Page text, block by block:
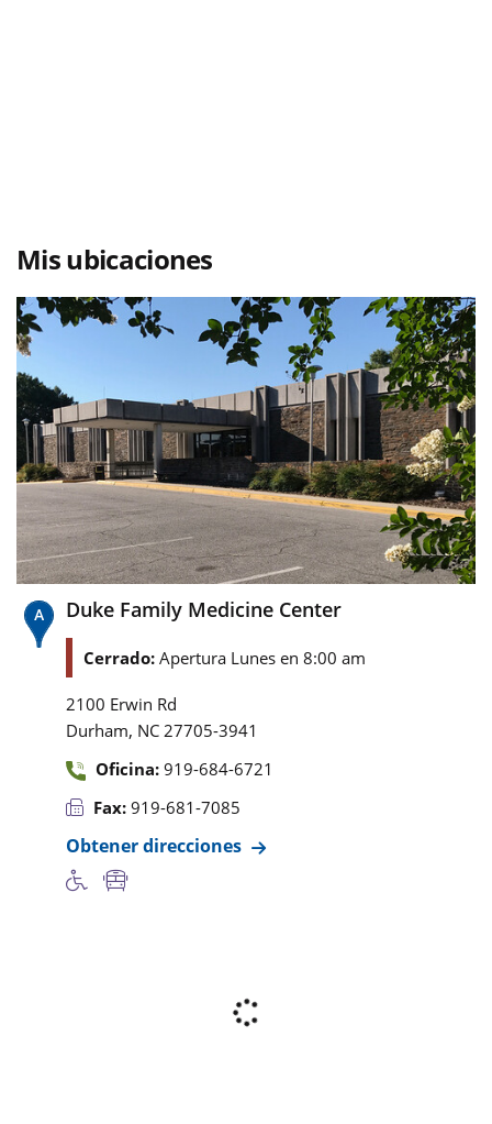
Mis ubicaciones
Duke Family Medicine Center
Cerrado: Apertura Lunes en 8:00 am
2100 Erwin Rd
Durham, NC 27705-3941
Oficina: 919-684-6721
Fax: 919-681-7085
Obtener direcciones